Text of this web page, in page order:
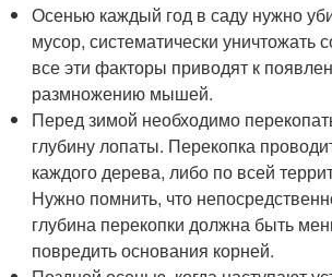
Осенью каждый год в саду нужно
мусор, систематически уничтожать
все эти факторы приводят к
размножению мышей.
Перед зимой необходимо
глубину лопаты. Перекопка
каждого дерева, либо по всей
Нужно помнить, что
глубина перекопки должна быть
повредить основания корней.